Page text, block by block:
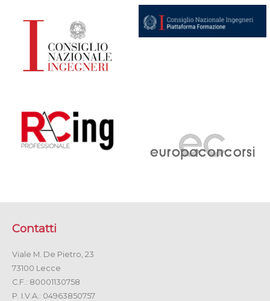
Contatti
Viale M. De Pietro, 23
73100 Lecce
C.F.: 80001130758
P. I.V.A.: 04963850757